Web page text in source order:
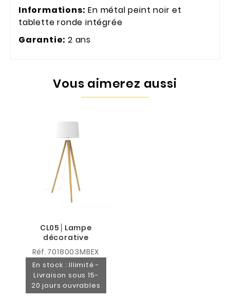
Informations: En métal peint noir et
tablette ronde intégrée
Garantie: 2 ans
Vous aimerez aussi
CL05│Lampe
décorative
Réf. 7018003MBEX
En stock : Illimité -
Livraison sous 15-
20 jours ouvrables